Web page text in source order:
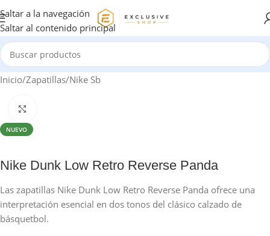
Saltar a la navegación
Saltar al contenido principal
Inicio/Zapatillas/Nike Sb
NUEVO
Nike Dunk Low Retro Reverse Panda
Las zapatillas Nike Dunk Low Retro Reverse Panda ofrece una
interpretación esencial en dos tonos del clásico calzado de
básquetbol.